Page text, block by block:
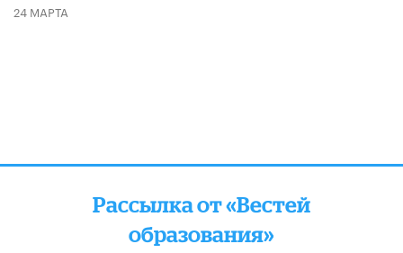
24 МАРТА
Рассылка от «Вестей
образования»